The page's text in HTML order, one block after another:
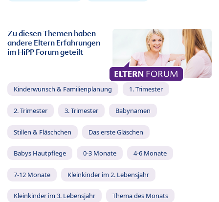
Zu diesen Themen haben
andere Eltern Erfahrungen
im HiPP Forum geteilt
Kinderwunsch & Familienplanung 1. Trimester
2. Trimester 3. Trimester Babynamen
Stillen & Fläschchen Das erste Gläschen
Babys Hautpflege 0-3 Monate 4-6 Monate
7-12 Monate Kleinkinder im 2. Lebensjahr
Kleinkinder im 3. Lebensjahr Thema des Monats